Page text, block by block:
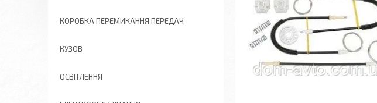
КОРОБКА ПЕРЕМИКАННЯ ПЕРЕДАЧ
КУЗОВ
ОСВІТЛЕННЯ